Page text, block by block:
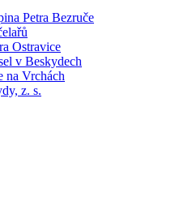
Petra Bezruče
Ostravice
v Beskydech
na Vrchách
z. s.